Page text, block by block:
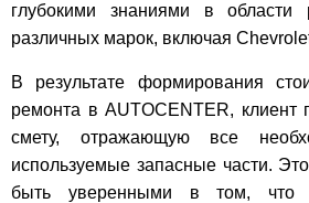
глубокими знаниями в области
различных марок, включая
В результате формирования
ремонта в AUTOCENTER, клиент
смету, отражающую все
используемые запасные части.
быть уверенными в том, что